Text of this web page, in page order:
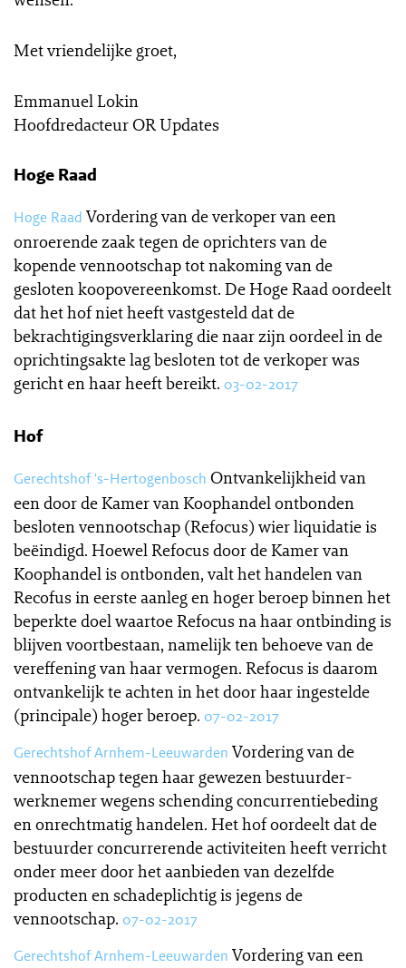
Met vriendelijke groet,
Emmanuel Lokin
Hoofdredacteur OR Updates
Hoge Raad
Hoge Raad Vordering van de verkoper van een
onroerende zaak tegen de oprichters van de
kopende vennootschap tot nakoming van de
gesloten koopovereenkomst. De Hoge Raad oordeelt
dat het hof niet heeft vastgesteld dat de
bekrachtigingsverklaring die naar zijn oordeel in de
oprichtingsakte lag besloten tot de verkoper was
gericht en haar heeft bereikt. 03-02-2017
Hof
Gerechtshof 's-Hertogenbosch Ontvankelijkheid van
een door de Kamer van Koophandel ontbonden
besloten vennootschap (Refocus) wier liquidatie is
beëindigd. Hoewel Refocus door de Kamer van
Koophandel is ontbonden, valt het handelen van
Recofus in eerste aanleg en hoger beroep binnen het
beperkte doel waartoe Refocus na haar ontbinding is
blijven voortbestaan, namelijk ten behoeve van de
vereffening van haar vermogen. Refocus is daarom
ontvankelijk te achten in het door haar ingestelde
(principale) hoger beroep. 07-02-2017
Gerechtshof Arnhem-Leeuwarden Vordering van de
vennootschap tegen haar gewezen bestuurder-
werknemer wegens schending concurrentiebeding
en onrechtmatig handelen. Het hof oordeelt dat de
bestuurder concurrerende activiteiten heeft verricht
onder meer door het aanbieden van dezelfde
producten en schadeplichtig is jegens de
vennootschap. 07-02-2017
Gerechtshof Arnhem-Leeuwarden Vordering van een